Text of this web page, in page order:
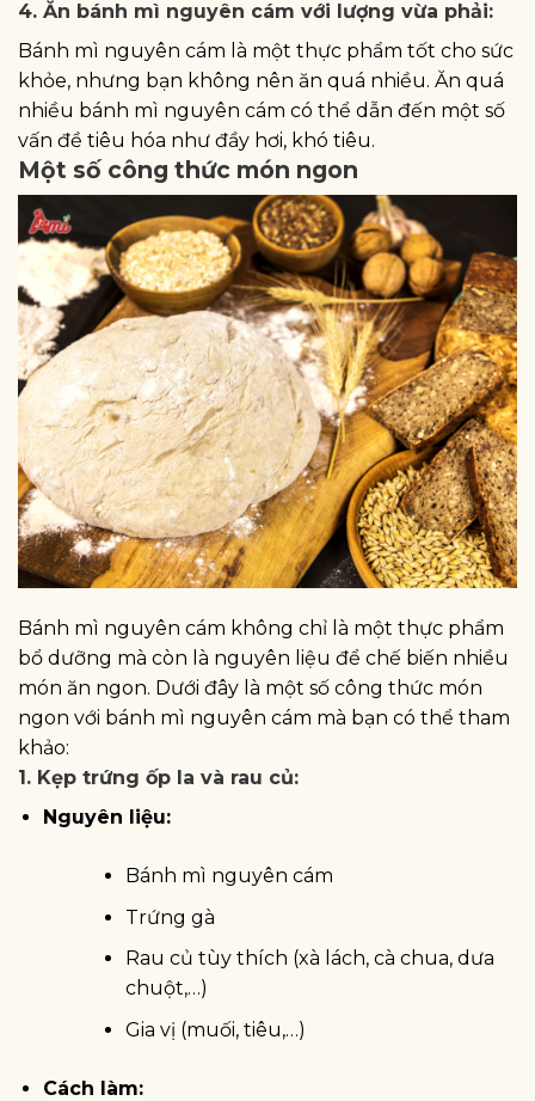
4. Ăn bánh mì nguyên cám với lượng vừa phải:
Bánh mì nguyên cám là một thực phẩm tốt cho sức
khỏe, nhưng bạn không nên ăn quá nhiều. Ăn quá
nhiều bánh mì nguyên cám có thể dẫn đến một số
vấn đề tiêu hóa như đầy hơi, khó tiêu.
Một số công thức món ngon
Bánh mì nguyên cám không chỉ là một thực phẩm
bổ dưỡng mà còn là nguyên liệu để chế biến nhiều
món ăn ngon. Dưới đây là một số công thức món
ngon với bánh mì nguyên cám mà bạn có thể tham
khảo:
1. Kẹp trứng ốp la và rau củ:
Nguyên liệu:
Bánh mì nguyên cám
Trứng gà
Rau củ tùy thích (xà lách, cà chua, dưa
chuột,…)
Gia vị (muối, tiêu,…)
Cách làm: